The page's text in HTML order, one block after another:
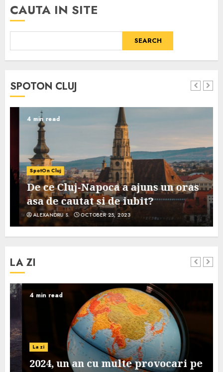
CAUTA IN SITE
SEARCH
SPOTON CLUJ
4 min read
SpotOn Cluj
De ce Cluj-Napoca a ajuns un oras
asa de cautat si de iubit?
ALEXANDRU S. OCTOBER 25, 2023
LA ZI
4 min read
La zi
2024, un an cu multe provocari pe